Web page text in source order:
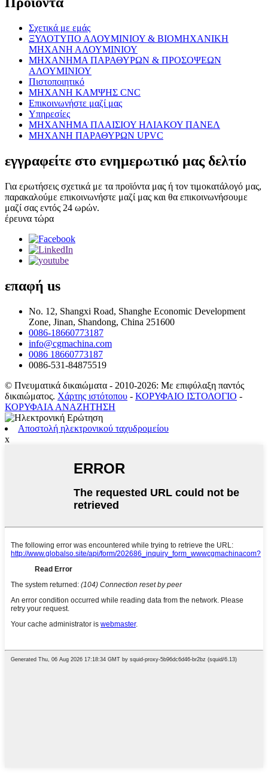
Σχετικά με εμάς
ΞΥΛΟΤΥΠΟ ΑΛΟΥΜΙΝΙΟΥ & ΒΙΟΜΗΧΑΝΙΚΗ
ΜΗΧΑΝΗ ΑΛΟΥΜΙΝΙΟΥ
ΜΗΧΑΝΗΜΑ ΠΑΡΑΘΥΡΩΝ & ΠΡΟΣΟΨΕΩΝ
ΑΛΟΥΜΙΝΙΟΥ
Πιστοποιητικό
ΜΗΧΑΝΗ ΚΑΜΨΗΣ CNC
Επικοινωνήστε μαζί μας
Υπηρεσίες
ΜΗΧΑΝΗΜΑ ΠΛΑΙΣΙΟΥ ΗΛΙΑΚΟΥ ΠΑΝΕΛ
ΜΗΧΑΝΗ ΠΑΡΑΘΥΡΩΝ UPVC
εγγραφείτε στο ενημερωτικό μας δελτίο
Για ερωτήσεις σχετικά με τα προϊόντα μας ή τον τιμοκατάλογό μας,
παρακαλούμε επικοινωνήστε μαζί μας και θα επικοινωνήσουμε
μαζί σας εντός 24 ωρών.
έρευνα τώρα
επαφή us
No. 12, Shangxi Road, Shanghe Economic Development
Zone, Jinan, Shandong, China 251600
0086-18660773187
info@cgmachina.com
0086 18660773187
0086-531-84875519
© Πνευματικά δικαιώματα - 2010-2026: Με επιφύλαξη παντός
δικαιώματος. Χάρτης ιστότοπου - ΚΟΡΥΦΑΙΟ ΙΣΤΟΛΟΓΙΟ -
ΚΟΡΥΦΑΙΑ ΑΝΑΖΗΤΗΣΗ
Αποστολή ηλεκτρονικού ταχυδρομείου
x